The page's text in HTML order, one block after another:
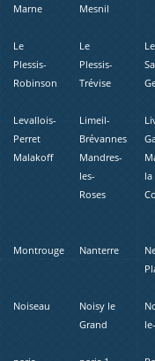
Marne
Mesnil
Le
Plessis-
Robinson
Le
Plessis-
Trévise
Levallois-
Perret
Limeil-
Brévannes
Malakoff
Mandres-
les-
Roses
la
Montrouge
Nanterre
Noiseau
Noisy le
Grand